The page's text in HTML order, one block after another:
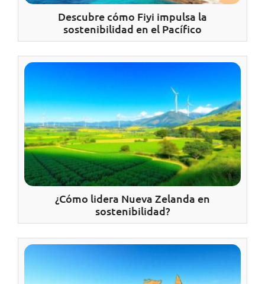
Descubre cómo Fiyi impulsa la
sostenibilidad en el Pacífico
¿Cómo lidera Nueva Zelanda en
sostenibilidad?